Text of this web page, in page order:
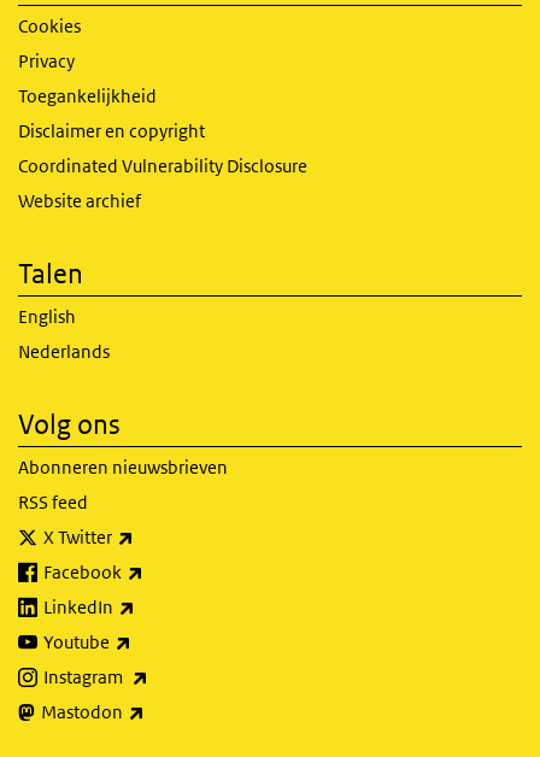
Cookies
Privacy
Toegankelijkheid
Disclaimer en copyright
Coordinated Vulnerability Disclosure
Website archief
Talen
English
Nederlands
Volg ons
Abonneren nieuwsbrieven
RSS feed
X Twitter
Facebook
LinkedIn
Youtube
Instagram
Mastodon